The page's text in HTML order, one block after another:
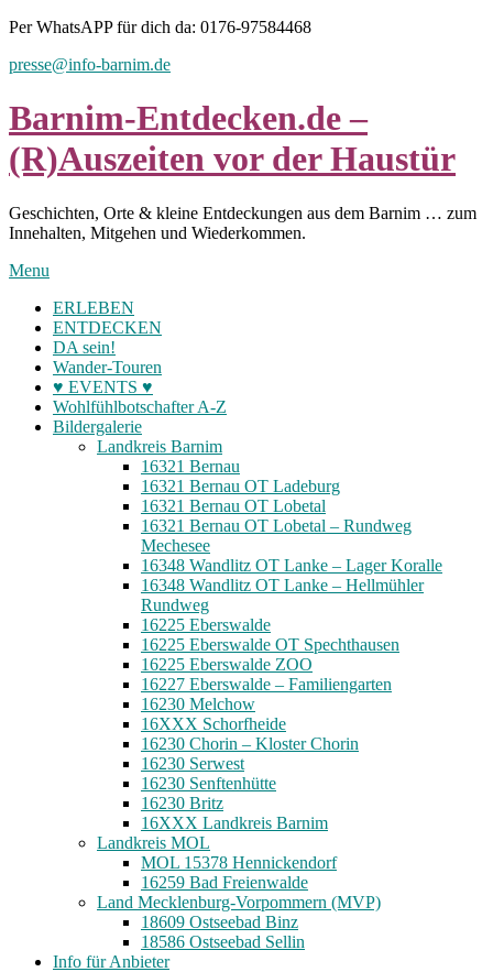
Skip
content
Per WhatsAPP für dich da: 0176-97584468
presse@info-barnim.de
Barnim-Entdecken.de –
(R)Auszeiten vor der Haustür
Geschichten, Orte & kleine Entdeckungen aus dem Barnim … zum
Innehalten, Mitgehen und Wiederkommen.
Menu
ERLEBEN
ENTDECKEN
DA sein!
Wander-Touren
♥ EVENTS ♥
Wohlfühlbotschafter A-Z
Bildergalerie
Landkreis Barnim
16321 Bernau
16321 Bernau OT Ladeburg
16321 Bernau OT Lobetal
16321 Bernau OT Lobetal – Rundweg
Mechesee
16348 Wandlitz OT Lanke – Lager Koralle
16348 Wandlitz OT Lanke – Hellmühler
Rundweg
16225 Eberswalde
16225 Eberswalde OT Spechthausen
16225 Eberswalde ZOO
16227 Eberswalde – Familiengarten
16230 Melchow
16XXX Schorfheide
16230 Chorin – Kloster Chorin
16230 Serwest
16230 Senftenhütte
16230 Britz
16XXX Landkreis Barnim
Landkreis MOL
MOL 15378 Hennickendorf
16259 Bad Freienwalde
Land Mecklenburg-Vorpommern (MVP)
18609 Ostseebad Binz
18586 Ostseebad Sellin
Info für Anbieter